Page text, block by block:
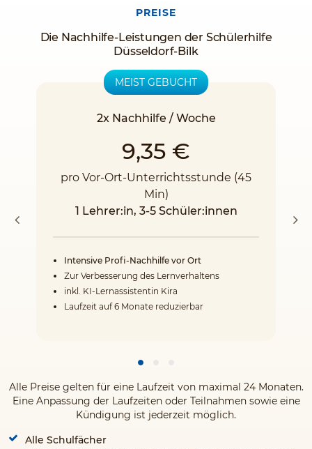
PREISE
Die Nachhilfe-Leistungen der Schülerhilfe
Düsseldorf-Bilk
MEIST GEBUCHT
2x Nachhilfe / Woche
9,35 €
pro Vor-Ort-Unterrichtsstunde (45
Min)
1 Lehrer:in, 3-5 Schüler:innen
Intensive Profi-Nachhilfe vor Ort
Zur Verbesserung des Lernverhaltens
inkl. KI-Lernassistentin Kira
Laufzeit auf 6 Monate reduzierbar
Alle Preise gelten für eine Laufzeit von maximal 24 Monaten.
Eine Anpassung der Laufzeiten oder Teilnahmen sowie eine
Kündigung ist jederzeit möglich.
Alle Schulfächer